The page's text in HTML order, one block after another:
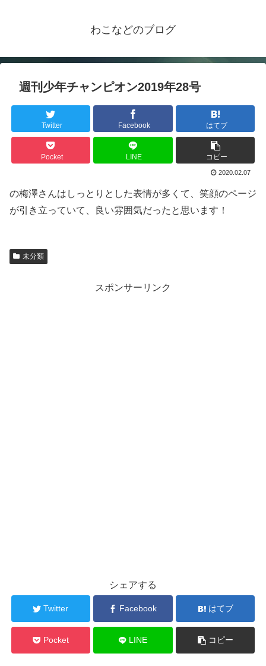
わこなどのブログ
週刊少年チャンピオン2019年28号
Twitter Facebook はてブ
Pocket LINE コピー
2020.02.07
の梅澤さんはしっとりとした表情が多くて、笑顔のページ
が引き立っていて、良い雰囲気だったと思います！
未分類
スポンサーリンク
シェアする
Twitter Facebook はてブ
Pocket LINE コピー